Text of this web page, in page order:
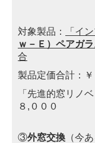
対象製品： 「イ
ｗ－Ｅ）ペアガ
合
製品定価合計：￥
「先進的窓リノ
８,０００
③外窓交換 （今